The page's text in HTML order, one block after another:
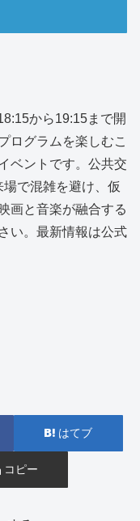
から19:15まで開
ログラムを楽しむこ
ベントです。公共交
で混雑を避け、仮
画と音楽が融合する
い。最新情報は公式
はてブ
コピー